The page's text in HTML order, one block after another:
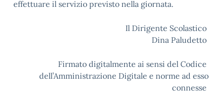
effettuare il servizio previsto nella giornata.
Il Dirigente Scolastico
Dina Paludetto
Firmato digitalmente ai sensi del Codice
dell’Amministrazione Digitale e norme ad esso
connesse